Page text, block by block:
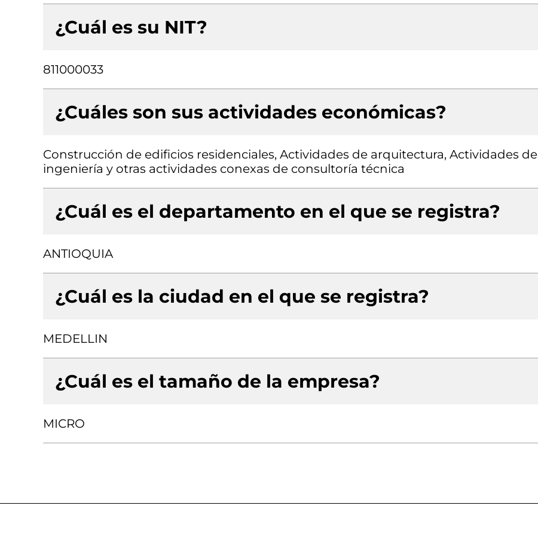
¿Cuál es su NIT?
811000033
¿Cuáles son sus actividades económicas?
Construcción de edificios residenciales, Actividades de arquitectura, Actividades de
ingeniería y otras actividades conexas de consultoría técnica
¿Cuál es el departamento en el que se registra?
ANTIOQUIA
¿Cuál es la ciudad en el que se registra?
MEDELLIN
¿Cuál es el tamaño de la empresa?
MICRO